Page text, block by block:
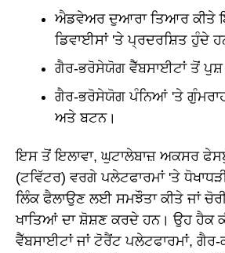
ਐਡਵੇਅਰ ਦੁਆਰਾ ਤਿਆਰ ਕੀਤੇ
ਡਿਵਾਈਸਾਂ 'ਤੇ ਪ੍ਰਦਰਸ਼ਿਤ ਹੁੰਦੇ
ਗੈਰ-ਭਰੋਸੇਯੋਗ ਵੈੱਬਸਾਈਟਾਂ ਤੋਂ ਪੁਸ਼
ਗੈਰ-ਭਰੋਸੇਯੋਗ ਪੰਨਿਆਂ 'ਤੇ
ਅਤੇ ਬਟਨ।
ਇਸ ਤੋਂ ਇਲਾਵਾ, ਘੁਟਾਲੇਬਾਜ਼ ਅਕਸਰ
(ਟਵਿੱਟਰ) ਵਰਗੇ ਪਲੇਟਫਾਰਮਾਂ 'ਤੇ
ਲਿੰਕ ਫੈਲਾਉਣ ਲਈ ਸਮਝੌਤਾ ਕੀਤੇ ਜਾਂ
ਖਾਤਿਆਂ ਦਾ ਸ਼ੋਸ਼ਣ ਕਰਦੇ ਹਨ। ਉਹ ਹੈਕ
ਵੈੱਬਸਾਈਟਾਂ ਜਾਂ ਟੋਰੈਂਟ ਪਲੇਟਫਾਰਮਾਂ, ਗੈਰ-